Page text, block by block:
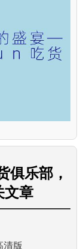
俱乐部，
文章
清版